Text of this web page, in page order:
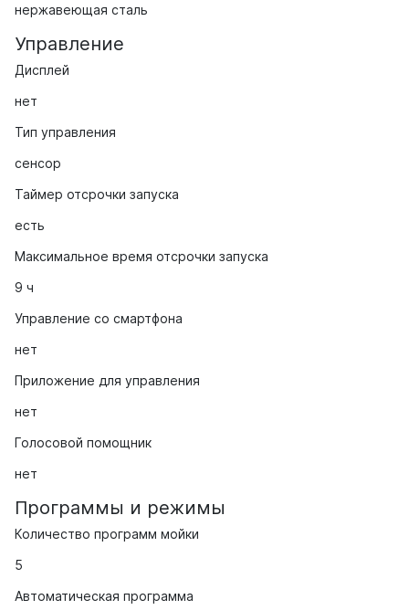
нержавеющая сталь
Управление
Дисплей
нет
Тип управления
сенсор
Таймер отсрочки запуска
есть
Максимальное время отсрочки запуска
9 ч
Управление со смартфона
нет
Приложение для управления
нет
Голосовой помощник
нет
Программы и режимы
Количество программ мойки
5
Автоматическая программа